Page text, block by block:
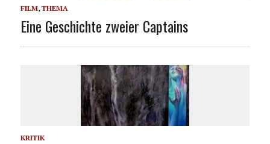
FILM, THEMA
Eine Geschichte zweier Captains
KRITIK